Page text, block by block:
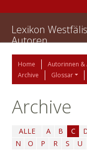
Lexikon
Autoren
Home Autorinnen &
Archive
Glossar
Archive
ALLE A B C
N
O P R S U